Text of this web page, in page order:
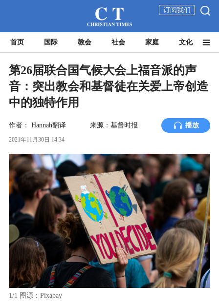
订阅我们
首页 国际 教会 社会 家庭 文化
第26届联合国气候大会上福音派的声
音：突出教会和基督徒在关爱上帝创造
中的独特作用
作者： Hannah翻译 来源：基督时报 播放
2021年11月30日 14:34
1/1 图源：Pixabay